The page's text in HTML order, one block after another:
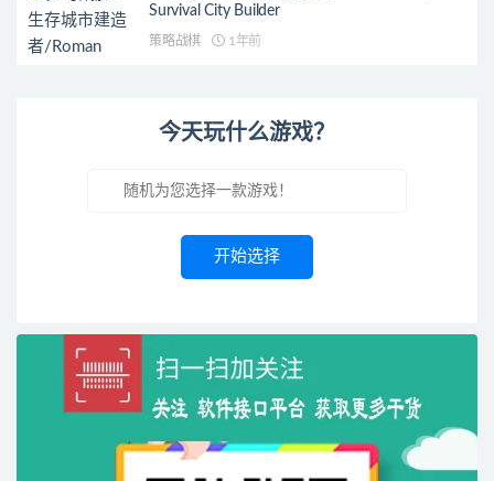
Survival City Builder
策略战棋 1年前
今天玩什么游戏？
开始选择